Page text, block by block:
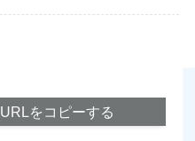
URLをコピーする